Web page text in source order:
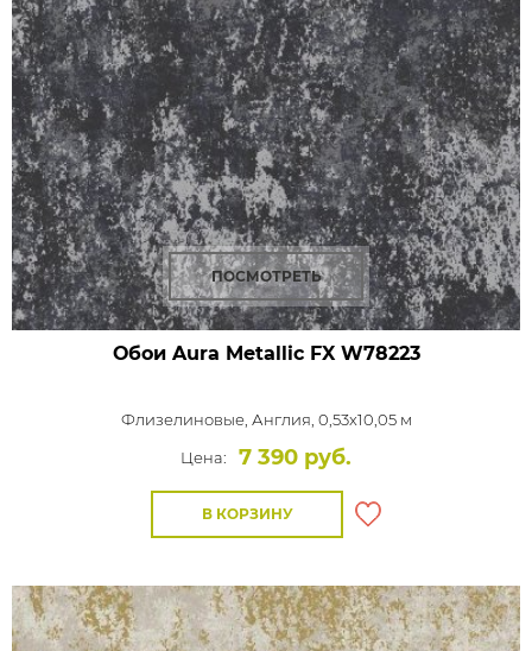
ПОСМОТРЕТЬ
Обои Aura Metallic FXW78223
Флизелиновые, Англия, 0,53x10,05 м
Цена:
7 390 руб.
В КОРЗИНУ